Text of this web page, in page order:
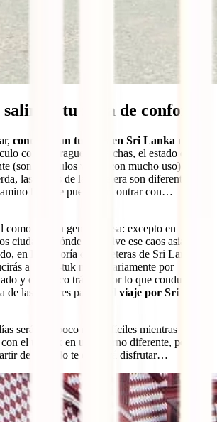
salir de tu zona de confort
conducir un tuk tuk en Sri Lanka no es
con embrague y marchas, el estado de los
(son vehículos viejos con mucho uso), se
las reglas de la carretera son diferentes y
hasta te puedas encontrar con…
como mucha gente piensa: excepto en
ciudades dónde sí se vive ese caos asiático
en la mayoría de carreteras de Sri Lanka
a tu tuk-tuk mayoritariamente por
y con poco tráfico, por lo que conducir no
de las mejores partes del viaje por Sri
serán un poco más difíciles mientras
con el tuk tuk en un entorno diferente, pero te
de ahí sólo te quedará disfrutar…